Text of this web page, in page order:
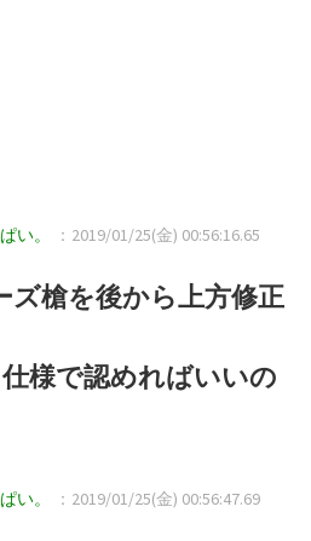
い。
：2019/01/25(金) 00:56:16.65
ズ槍を後から上方修正
様で認めればいいの
い。
：2019/01/25(金) 00:56:47.69